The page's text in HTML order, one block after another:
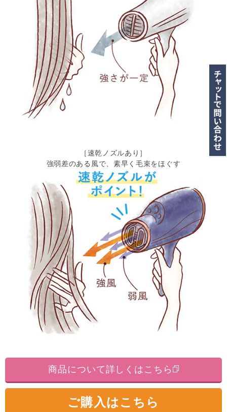
［速乾ノズルあり］
強弱差のある風で、素早く毛束をほぐす
商品について詳しくはこちら
ご購入はこちら